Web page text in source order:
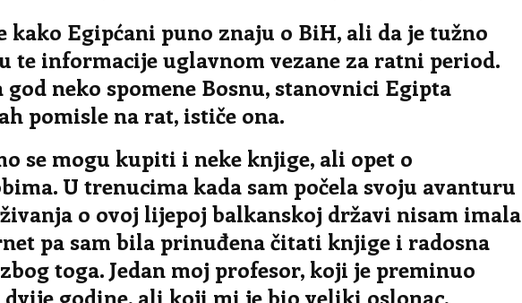
kako Egipćani puno znaju o BiH, ali da je tužno
te informacije uglavnom vezane za ratni period.
god neko spomene Bosnu, stanovnici Egipta
pomisle na rat, ističe ona.
se mogu kupiti i neke knjige, ali opet o
U trenucima kada sam počela svoju avanturu
o ovoj lijepoj balkanskoj državi nisam imala
pa sam bila prinuđena čitati knjige i radosna
toga. Jedan moj profesor, koji je preminuo
godine, ali koji mi je bio veliki oslonac,